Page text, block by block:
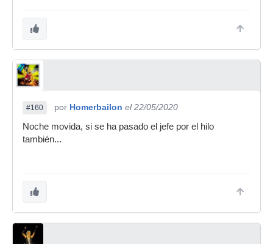
#160 por Homerbailon el 22/05/2020
Noche movida, si se ha pasado el jefe por el hilo
también...